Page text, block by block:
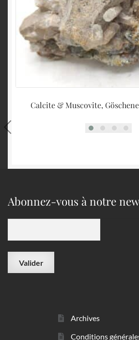
Calcite & Muscovite,
Abonnez-vous à notre
Archives
Conditions